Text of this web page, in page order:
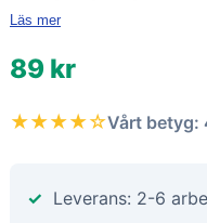
Läs mer
89 kr
★★★★☆Vårt betyg:
Leverans: 2-6